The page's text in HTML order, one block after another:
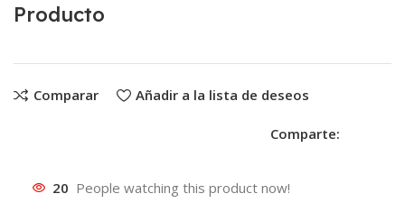
Producto
Comparar Añadir a la lista de deseos
Comparte:
20 People watching this product now!